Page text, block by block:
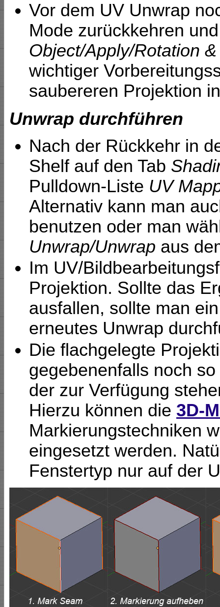
Vor dem UV Unwrap
Mode zurückkehren
Object/Apply/Rotation
wichtiger
saubereren Projektion
Unwrap durchführen
Nach der Rückkehr in
Shelf auf den Tab
Pulldown-Liste UV
Alternativ kann man
benutzen oder man
Unwrap/Unwrap aus
Im UV/
Projektion. Sollte das
ausfallen, sollte man
erneutes Unwrap
Die flachgelegte
gegebenenfalls noch
der zur Verfügung
Hierzu können die 3D-
Markierungstechniken
eingesetzt werden.
Fenstertyp nur auf der